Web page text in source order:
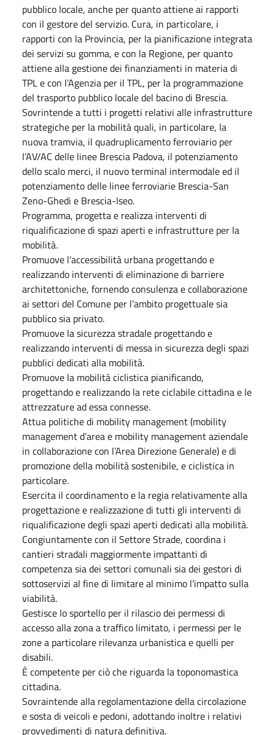
pubblico locale, anche per quanto attiene ai rapporti
con il gestore del servizio. Cura, in particolare, i
rapporti con la Provincia, per la pianificazione integrata
dei servizi su gomma, e con la Regione, per quanto
attiene alla gestione dei finanziamenti in materia di
TPL e con l’Agenzia per il TPL, per la programmazione
del trasporto pubblico locale del bacino di Brescia.
Sovrintende a tutti i progetti relativi alle infrastrutture
strategiche per la mobilità quali, in particolare, la
nuova tramvia, il quadruplicamento ferroviario per
l’AV/AC delle linee Brescia Padova, il potenziamento
dello scalo merci, il nuovo terminal intermodale ed il
potenziamento delle linee ferroviarie Brescia-San
Zeno-Ghedi e Brescia-Iseo.
Programma, progetta e realizza interventi di
riqualificazione di spazi aperti e infrastrutture per la
mobilità.
Promuove l’accessibilità urbana progettando e
realizzando interventi di eliminazione di barriere
architettoniche, fornendo consulenza e collaborazione
ai settori del Comune per l’ambito progettuale sia
pubblico sia privato.
Promuove la sicurezza stradale progettando e
realizzando interventi di messa in sicurezza degli spazi
pubblici dedicati alla mobilità.
Promuove la mobilità ciclistica pianificando,
progettando e realizzando la rete ciclabile cittadina e le
attrezzature ad essa connesse.
Attua politiche di mobility management (mobility
management d’area e mobility management aziendale
in collaborazione con l’Area Direzione Generale) e di
promozione della mobilità sostenibile, e ciclistica in
particolare.
Esercita il coordinamento e la regia relativamente alla
progettazione e realizzazione di tutti gli interventi di
riqualificazione degli spazi aperti dedicati alla mobilità.
Congiuntamente con il Settore Strade, coordina i
cantieri stradali maggiormente impattanti di
competenza sia dei settori comunali sia dei gestori di
sottoservizi al fine di limitare al minimo l’impatto sulla
viabilità.
Gestisce lo sportello per il rilascio dei permessi di
accesso alla zona a traffico limitato, i permessi per le
zone a particolare rilevanza urbanistica e quelli per
disabili.
È competente per ciò che riguarda la toponomastica
cittadina.
Sovraintende alla regolamentazione della circolazione
e sosta di veicoli e pedoni, adottando inoltre i relativi
provvedimenti di natura definitiva.